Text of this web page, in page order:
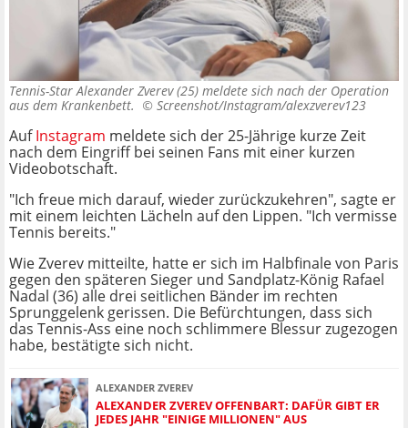
Tennis-Star Alexander Zverev (25) meldete sich nach der Operation
aus dem Krankenbett. © Screenshot/Instagram/alexzverev123
AufInstagram meldete sich der 25-Jährige kurze Zeit
nach dem Eingriff bei seinen Fans mit einer kurzen
Videobotschaft.
"Ich freue mich darauf, wieder zurückzukehren", sagte er
mit einem leichten Lächeln auf den Lippen. "Ich vermisse
Tennis bereits."
Wie Zverev mitteilte, hatte er sich im Halbfinale von Paris
gegen den späteren Sieger und Sandplatz-König Rafael
Nadal (36) alle drei seitlichen Bänder im rechten
Sprunggelenk gerissen. Die Befürchtungen, dass sich
das Tennis-Ass eine noch schlimmere Blessur zugezogen
habe, bestätigte sich nicht.
ALEXANDER ZVEREV
ALEXANDER ZVEREV OFFENBART: DAFÜR GIBT ER
JEDES JAHR "EINIGE MILLIONEN" AUS